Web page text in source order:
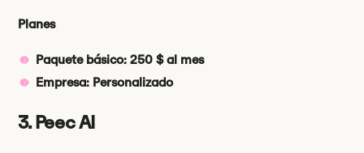
Planes
Paquete básico: 250 $ al mes
Empresa: Personalizado
3. Peec AI